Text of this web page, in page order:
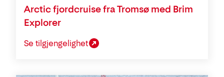
Arctic fjordcruise fra Tromsø med Brim
Explorer
Se tilgjengelighet